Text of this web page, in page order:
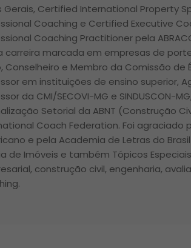
Gerais, Certified International Property
Coaching e Certified Executive
Coaching Practitioner pela
carreira marcada em empresas de
Conselheiro e Membro da Comissão de
em instituições de ensino superior,
da CMI/SECOVI-MG e SINDUSCON-
Setorial da ABNT (Construção
Coach Federation. Foi agraciado
e pela Academia de Letras do
de Imóveis e também Tópicos
construção civil, engenharia,